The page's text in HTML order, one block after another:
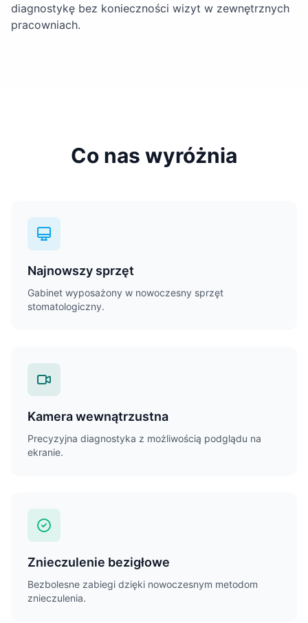
diagnostykę bez konieczności wizyt w zewnętrznych
pracowniach.
Co nas wyróżnia
Najnowszy sprzęt
Gabinet wyposażony w nowoczesny sprzęt
stomatologiczny.
Kamera wewnątrzustna
Precyzyjna diagnostyka z możliwością podglądu na
ekranie.
Znieczulenie bezigłowe
Bezbolesne zabiegi dzięki nowoczesnym metodom
znieczulenia.